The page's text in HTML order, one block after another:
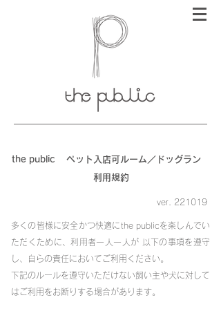
the public ペット入店可ルーム／ドッグラン
利用規約
ver. 221019
多くの皆様に安全かつ快適にthe publicを楽しんでい
ただくために、利用者一人一人が 以下の事項を遵守
し、自らの責任においてご利用ください。
下記のルールを遵守いただけない飼い主や犬に対して
はご利用をお断りする場合があります。